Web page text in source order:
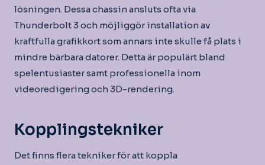
lösningen. Dessa chassin ansluts ofta via
Thunderbolt 3 och möjliggör installation av
kraftfulla grafikkort som annars inte skulle få plats i
mindre bärbara datorer. Detta är populärt bland
spelentusiaster samt professionella inom
videoredigering och 3D-rendering.
Kopplingstekniker
Det finns flera tekniker för att koppla